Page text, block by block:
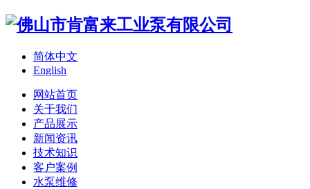
简体中文
English
网站首页
关于我们
产品展示
新闻资讯
技术知识
客户案例
水泵维修